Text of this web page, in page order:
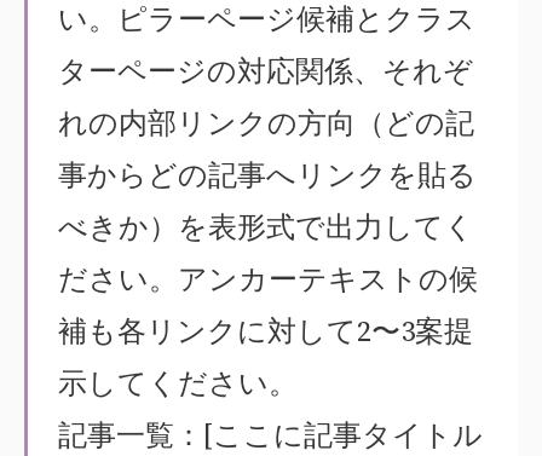
い。ピラーページ候補とクラス
ターページの対応関係、それぞ
れの内部リンクの方向（どの記
事からどの記事へリンクを貼る
べきか）を表形式で出力してく
ださい。アンカーテキストの候
補も各リンクに対して2〜3案提
示してください。
記事一覧：[ここに記事タイトル